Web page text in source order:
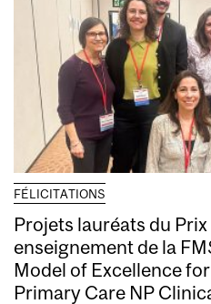
FÉLICITATIONS
Projets lauréats du
enseignement de la
Model of Excellence
Primary Care NP